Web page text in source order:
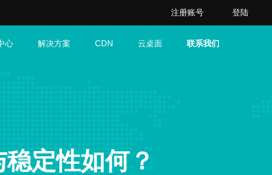
注册账号 登陆
心 解决方案 CDN 云桌面 联系我们
定性如何？